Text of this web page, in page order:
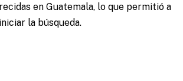
en Guatemala, lo que permitió a
iniciar la búsqueda.